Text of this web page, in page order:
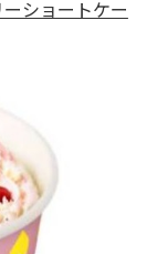
ショートケー